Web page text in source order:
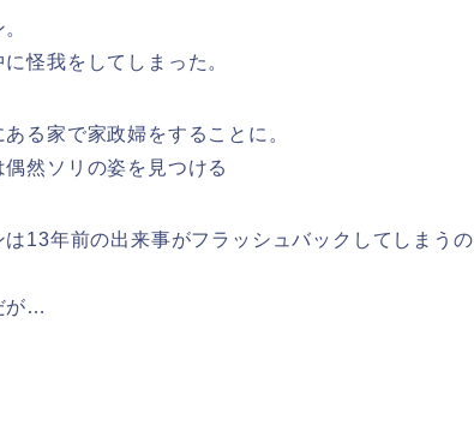
怪我をしてしまった。
る家で家政婦をすることに。
然ソリの姿を見つける
13年前の出来事がフラッシュバックしてしまうの
が…